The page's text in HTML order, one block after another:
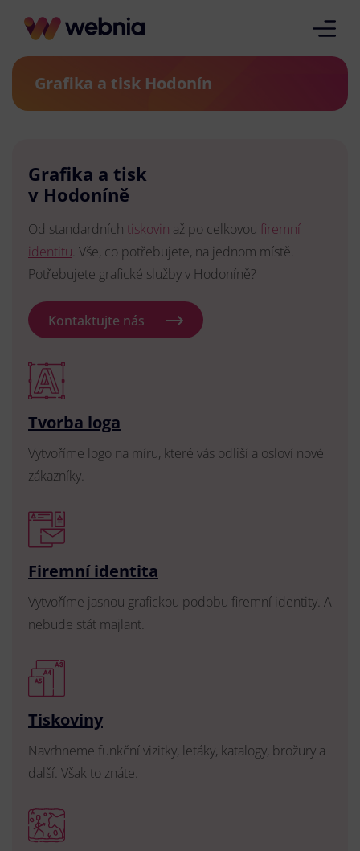
Grafika a tisk Hodonín
Grafika a tisk
v Hodoníně
Od standardních tiskovin až po celkovou firemní
identitu. Vše, co potřebujete, na jednom místě.
Potřebujete grafické služby v Hodoníně?
Kontaktujte nás
Tvorba loga
Vytvoříme logo na míru, které vás odliší a osloví nové
zákazníky.
Firemní identita
Vytvoříme jasnou grafickou podobu firemní identity. A
nebude stát majlant.
Tiskoviny
Navrhneme funkční vizitky, letáky, katalogy, brožury a
další. Však to znáte.